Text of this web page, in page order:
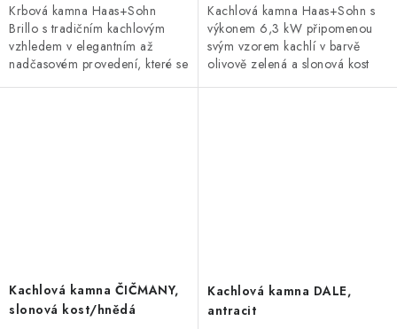
Krbová kamna Haas+Sohn
Brillo s tradičním kachlovým
vzhledem v elegantním až
nadčasovém provedení, které se
Kachlová kamna Haas+Sohn s
výkonem 6,3 kW připomenou
svým vzorem kachlí v barvě
olivově zelená a slonová kost
Kachlová kamna ČIČMANY,
slonová kost/hnědá
Kachlová kamna DALE,
antracit